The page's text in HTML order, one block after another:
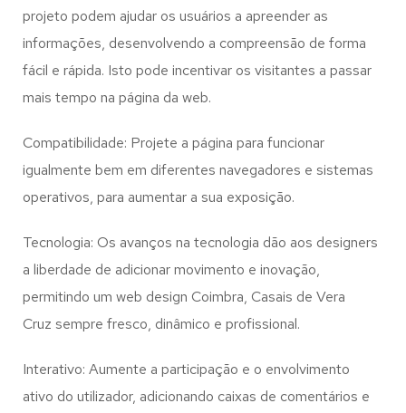
projeto podem ajudar os usuários a apreender as
informações, desenvolvendo a compreensão de forma
fácil e rápida. Isto pode incentivar os visitantes a passar
mais tempo na página da web.
Compatibilidade: Projete a página para funcionar
igualmente bem em diferentes navegadores e sistemas
operativos, para aumentar a sua exposição.
Tecnologia: Os avanços na tecnologia dão aos designers
a liberdade de adicionar movimento e inovação,
permitindo um web design Coimbra, Casais de Vera
Cruz sempre fresco, dinâmico e profissional.
Interativo: Aumente a participação e o envolvimento
ativo do utilizador, adicionando caixas de comentários e